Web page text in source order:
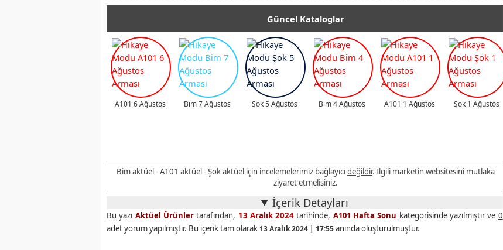
Güncel Kataloglar
A101 6 Ağustos Bim 7 Ağustos Şok 5 Ağustos Bim 4 Ağustos A101 1 Ağustos Şok 1 Ağustos
Bim aktüel - A101 aktüel - Şok aktüel için incelemelerimiz bağlayıcıdeğildir. İlgili marketin websitesini mutlaka
ziyaret etmelisiniz.
İçerik Detayları
Bu yazı Aktüel Ürünlertarafından, 13 Aralık 2024 tarihinde, A101 Hafta Sonu kategorisinde yazılmıştır ve 0
adet yorum yapılmıştır. Bu içerik tam olarak 13 Aralık 2024 | 17:55anında oluşturulmuştur.